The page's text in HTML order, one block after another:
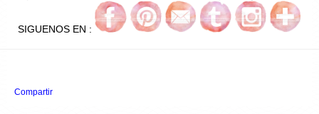
SIGUENOS EN :
Compartir